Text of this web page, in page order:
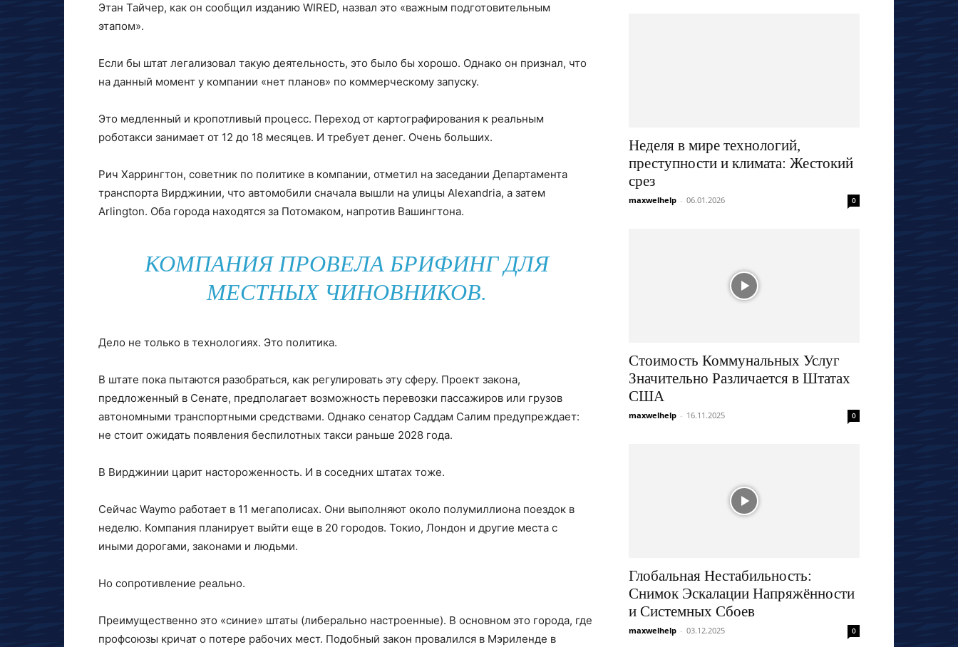
Этан Тайчер, как он сообщил изданию WIRED, назвал это «важным подготовительным
этапом».
Если бы штат легализовал такую деятельность, это было бы хорошо. Однако он признал, что
на данный момент у компании «нет планов» по коммерческому запуску.
Это медленный и кропотливый процесс. Переход от картографирования к реальным
роботакси занимает от 12 до 18 месяцев. И требует денег. Очень больших.
Рич Харрингтон, советник по политике в компании, отметил на заседании Департамента
транспорта Вирджинии, что автомобили сначала вышли на улицы Alexandria, а затем
Arlington. Оба города находятся за Потомаком, напротив Вашингтона.
КОМПАНИЯ ПРОВЕЛА БРИФИНГ ДЛЯ
МЕСТНЫХ ЧИНОВНИКОВ.
Дело не только в технологиях. Это политика.
В штате пока пытаются разобраться, как регулировать эту сферу. Проект закона,
предложенный в Сенате, предполагает возможность перевозки пассажиров или грузов
автономными транспортными средствами. Однако сенатор Саддам Салим предупреждает:
не стоит ожидать появления беспилотных такси раньше 2028 года.
В Вирджинии царит настороженность. И в соседних штатах тоже.
Сейчас Waymo работает в 11 мегаполисах. Они выполняют около полумиллиона поездок в
неделю. Компания планирует выйти еще в 20 городов. Токио, Лондон и другие места с
иными дорогами, законами и людьми.
Но сопротивление реально.
Преимущественно это «синие» штаты (либерально настроенные). В основном это города, где
профсоюзы кричат о потере рабочих мест. Подобный закон провалился в Мэриленде в
Неделя в мире технологий,
преступности и климата: Жестокий
срез
maxwelhelp - 06.01.2026 0
Стоимость Коммунальных Услуг
Значительно Различается в Штатах
США
maxwelhelp - 16.11.2025 0
Глобальная Нестабильность:
Снимок Эскалации Напряжённости
и Системных Сбоев
maxwelhelp - 03.12.2025 0